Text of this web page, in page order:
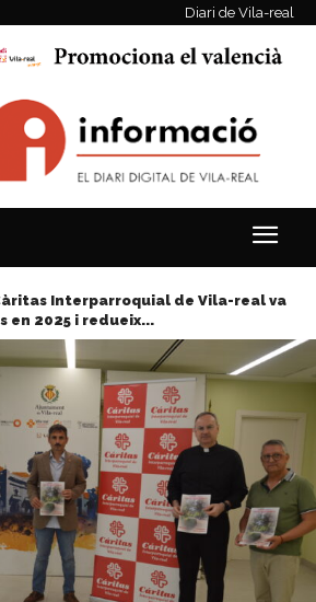
Diari de Vila-real
Interparroquial de Vila-real va
en 2025 i redueix...